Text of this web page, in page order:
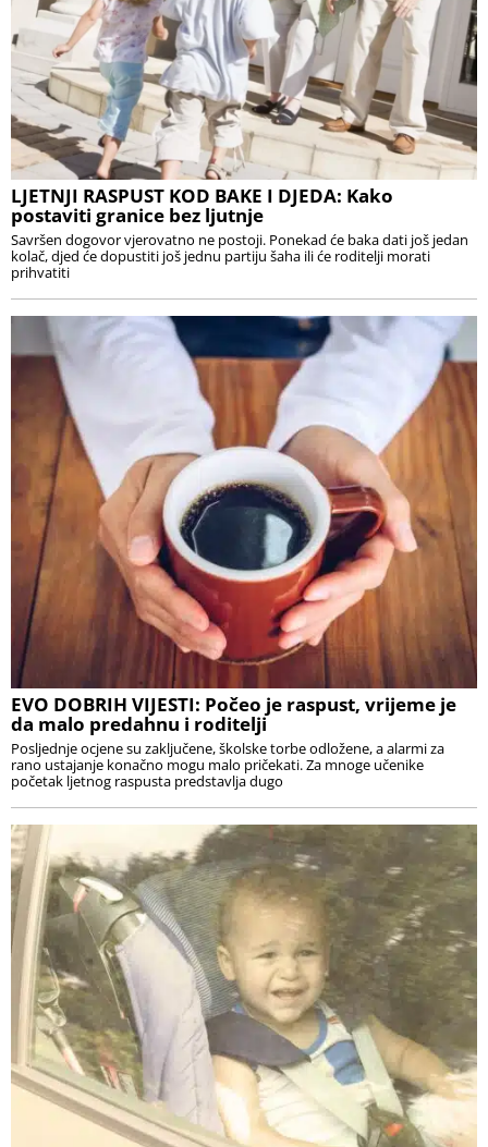
LJETNJI RASPUST KOD BAKE I DJEDA: Kako
postaviti granice bez ljutnje
Savršen dogovor vjerovatno ne postoji. Ponekad će baka dati još jedan
kolač, djed će dopustiti još jednu partiju šaha ili će roditelji morati
prihvatiti
EVO DOBRIH VIJESTI: Počeo je raspust, vrijeme je
da malo predahnu i roditelji
Posljednje ocjene su zaključene, školske torbe odložene, a alarmi za
rano ustajanje konačno mogu malo pričekati. Za mnoge učenike
početak ljetnog raspusta predstavlja dugo